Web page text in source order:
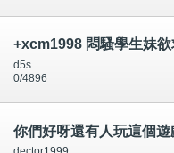
d5s
0/4896
你們好呀還有人玩這個遊